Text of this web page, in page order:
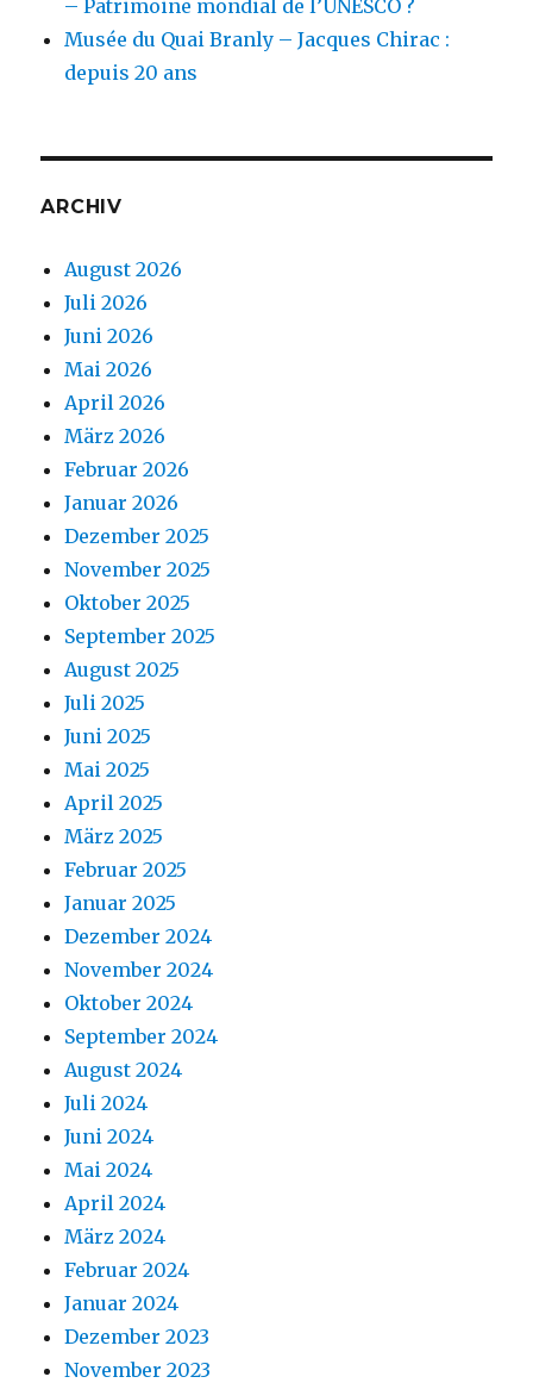
– Patrimoine mondial de l’UNESCO ?
Musée du Quai Branly – Jacques Chirac :
depuis 20 ans
ARCHIV
August 2026
Juli 2026
Juni 2026
Mai 2026
April 2026
März 2026
Februar 2026
Januar 2026
Dezember 2025
November 2025
Oktober 2025
September 2025
August 2025
Juli 2025
Juni 2025
Mai 2025
April 2025
März 2025
Februar 2025
Januar 2025
Dezember 2024
November 2024
Oktober 2024
September 2024
August 2024
Juli 2024
Juni 2024
Mai 2024
April 2024
März 2024
Februar 2024
Januar 2024
Dezember 2023
November 2023